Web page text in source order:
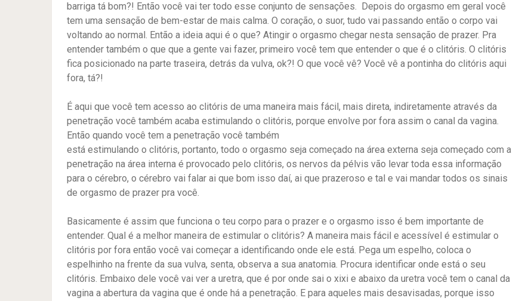
barriga tá bom?! Então você vai ter todo esse conjunto de sensações. Depois do orgasmo em geral você
tem uma sensação de bem-estar de mais calma. O coração, o suor, tudo vai passando então o corpo vai
voltando ao normal. Então a ideia aqui é o que? Atingir o orgasmo chegar nesta sensação de prazer. Pra
entender também o que que a gente vai fazer, primeiro você tem que entender o que é o clitóris. O clitóris
fica posicionado na parte traseira, detrás da vulva, ok?! O que você vê? Você vê a pontinha do clitóris aqui
fora, tá?!
É aqui que você tem acesso ao clitóris de uma maneira mais fácil, mais direta, indiretamente através da
penetração você também acaba estimulando o clitóris, porque envolve por fora assim o canal da vagina.
Então quando você tem a penetração você também
está estimulando o clitóris, portanto, todo o orgasmo seja começado na área externa seja começado com a
penetração na área interna é provocado pelo clitóris, os nervos da pélvis vão levar toda essa informação
para o cérebro, o cérebro vai falar ai que bom isso daí, ai que prazeroso e tal e vai mandar todos os sinais
de orgasmo de prazer pra você.
Basicamente é assim que funciona o teu corpo para o prazer e o orgasmo isso é bem importante de
entender. Qual é a melhor maneira de estimular o clitóris? A maneira mais fácil e acessível é estimular o
clitóris por fora então você vai começar a identificando onde ele está. Pega um espelho, coloca o
espelhinho na frente da sua vulva, senta, observa a sua anatomia. Procura identificar onde está o seu
clitóris. Embaixo dele você vai ver a uretra, que é por onde sai o xixi e abaixo da uretra você tem o canal da
vagina a abertura da vagina que é onde há a penetração. E para aqueles mais desavisadas, porque isso